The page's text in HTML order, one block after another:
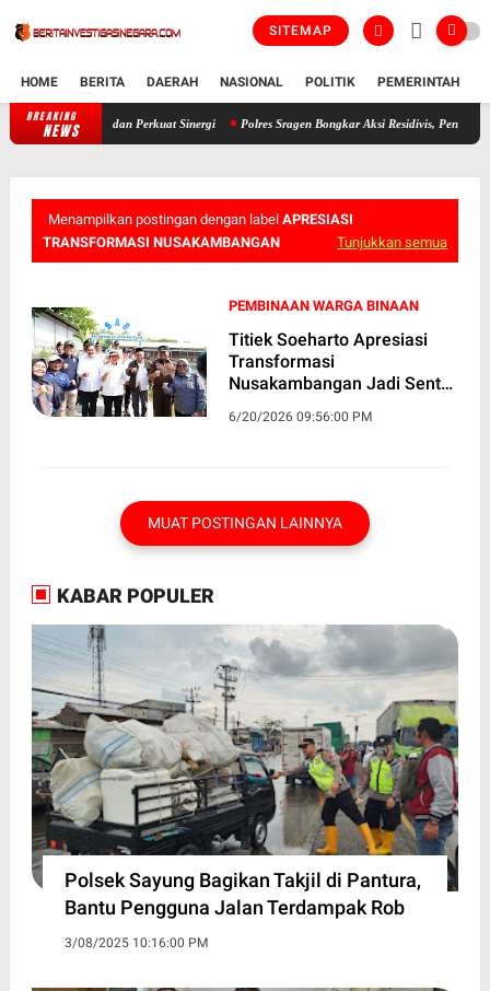
SITEMAP
HOME BERITA DAERAH NASIONAL POLITIK PEMERINTAH
BREAKING
NEWS
Program dan Perkuat Sinergi Polres Sragen Bongkar Aksi Residivis, Pengembangan
Menampilkan postingan dengan label APRESIASI
TRANSFORMASI NUSAKAMBANGAN
Tunjukkan semua
PEMBINAAN WARGA BINAAN
Titiek Soeharto Apresiasi
Transformasi
Nusakambangan Jadi Sentra
Pembinaan Warga Binaan
6/20/2026 09:56:00 PM
MUAT POSTINGAN LAINNYA
KABAR POPULER
Polsek Sayung Bagikan Takjil di Pantura,
Bantu Pengguna Jalan Terdampak Rob
3/08/2025 10:16:00 PM